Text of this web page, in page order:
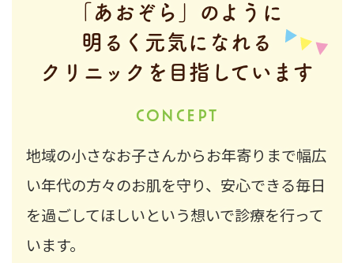
GWは通常通り診療いたします
「あおぞら」のように
明るく元気になれる
クリニックを目指しています
CONCEPT
地域の小さなお子さんからお年寄りまで幅広
い年代の方々のお肌を守り、 安心できる毎日
を過ごしてほしいという想いで診療を行って
います。